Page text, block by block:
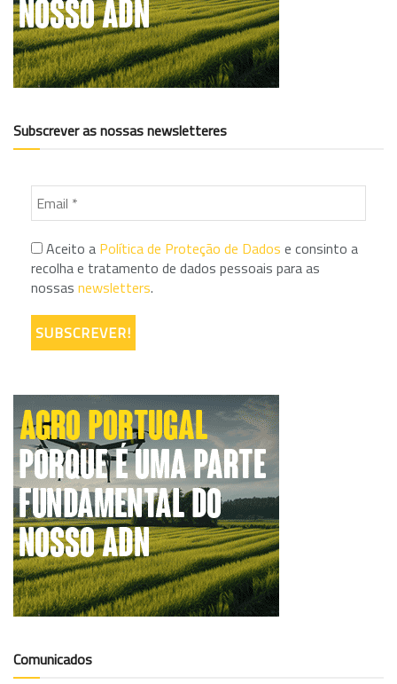
Subscrever as nossas newsletteres
Aceito a Política de Proteção de Dados e consinto a
recolha e tratamento de dados pessoais para as
nossas newsletters.
Comunicados